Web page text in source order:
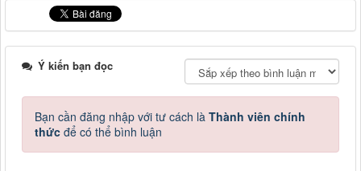
Ý kiến bạn đọc
Bạn cần đăng nhập với tư cách là Thành viên chính
thức để có thể bình luận